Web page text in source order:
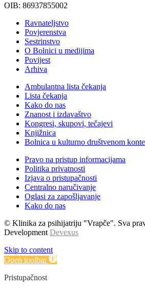
OIB: 86937855002
Ravnateljstvo
Povjerenstva
Sestrinstvo
O Bolnici u medijima
Povijest
Arhiva
Ambulantna lista čekanja
Lista čekanja
Kako do nas
Znanost i izdavaštvo
Kongresi, skupovi, tečajevi
Knjižnica
Bolnica u kulturno društvenom
Pravo na pristup informacijama
Politika privatnosti
Izjava o pristupačnosti
Centralno naručivanje
Oglasi za zapošljavanje
Kako do nas
© Klinika za psihijatriju "Vrapče". Sva
Development Devexus
Skip to content
Open toolbar
Pristupačnost